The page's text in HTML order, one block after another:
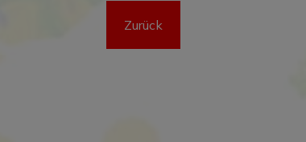
Zurück